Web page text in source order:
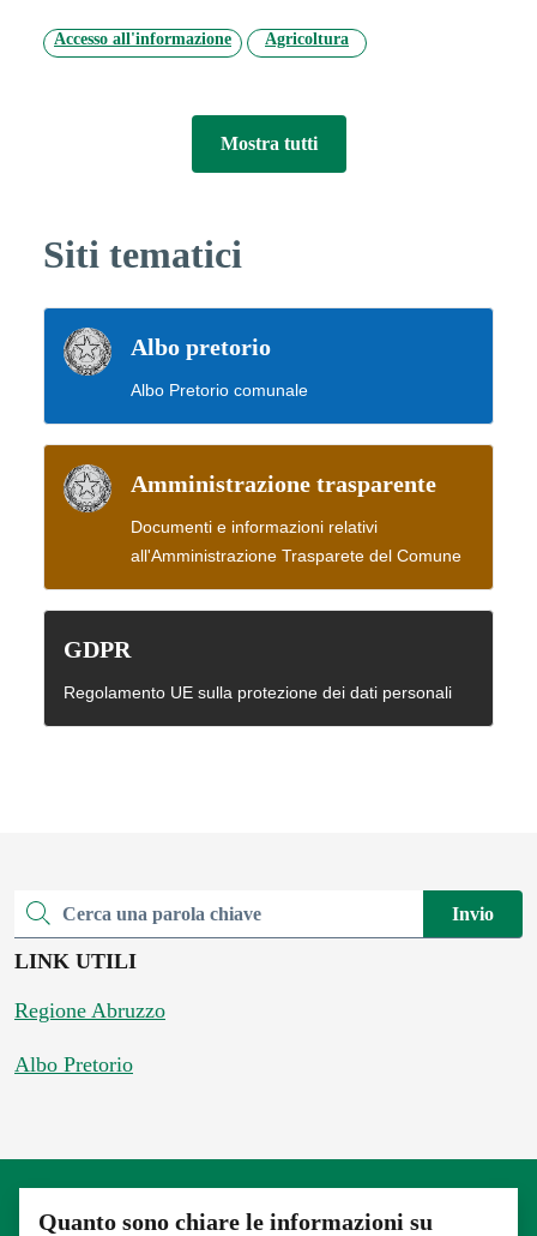
Accesso all'informazione Agricoltura
Mostra tutti
Siti tematici
Albo pretorio
Albo Pretorio comunale
Amministrazione trasparente
Documenti e informazioni relativi
all'Amministrazione Trasparete del Comune
GDPR
Regolamento UE sulla protezione dei dati personali
Cerca una parola chiave
Invio
LINK UTILI
Regione Abruzzo
Albo Pretorio
Quanto sono chiare le informazioni su